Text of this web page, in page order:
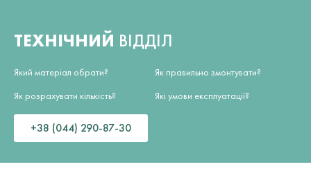
ТЕХНІЧНИЙ ВІДДІЛ
Який матеріал обрати?
Як розрахувати кількість?
Як правильно змонтувати?
Які умови експлуатації?
+38 (044) 290-87-30